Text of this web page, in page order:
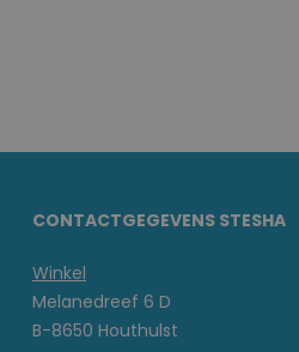
CONTACTGEGEVENS STESHA
Winkel
Melanedreef 6 D
B-8650 Houthulst